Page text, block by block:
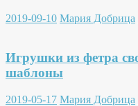
2019-09-10 Мария Добрица
Игрушки из фетра
шаблоны
2019-05-17 Мария Добрица